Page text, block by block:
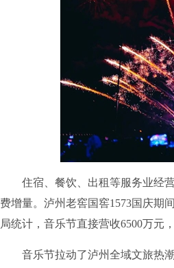
住宿、餐饮、出租等服务业经营
费增量。泸州老窖国窖1573国庆期
局统计，音乐节直接营收6500万元
音乐节拉动了泸州全域文旅热潮